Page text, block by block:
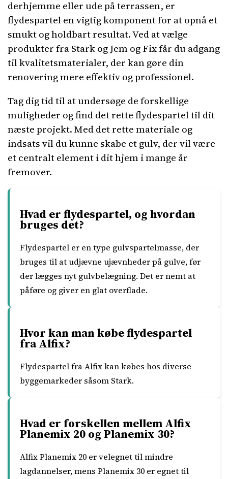
derhjemme eller ude på terrassen, er
flydespartel en vigtig komponent for at opnå et
smukt og holdbart resultat. Ved at vælge
produkter fra Stark og Jem og Fix får du adgang
til kvalitetsmaterialer, der kan gøre din
renovering mere effektiv og professionel.
Tag dig tid til at undersøge de forskellige
muligheder og find det rette flydespartel til dit
næste projekt. Med det rette materiale og
indsats vil du kunne skabe et gulv, der vil være
et centralt element i dit hjem i mange år
fremover.
Hvad er flydespartel, og hvordan
bruges det?
Flydespartel er en type gulvspartelmasse, der
bruges til at udjævne ujævnheder på gulve, før
der lægges nyt gulvbelægning. Det er nemt at
påføre og giver en glat overflade.
Hvor kan man købe flydespartel
fra Alfix?
Flydespartel fra Alfix kan købes hos diverse
byggemarkeder såsom Stark.
Hvad er forskellen mellem Alfix
Planemix 20 og Planemix 30?
Alfix Planemix 20 er velegnet til mindre
lagdannelser, mens Planemix 30 er egnet til